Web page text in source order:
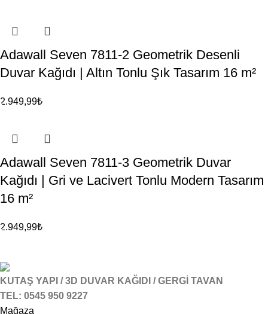
Adawall Seven 7811-2 Geometrik Desenli
Duvar Kağıdı | Altın Tonlu Şık Tasarım 16 m²
2.949,99₺
Adawall Seven 7811-3 Geometrik Duvar
Kağıdı | Gri ve Lacivert Tonlu Modern Tasarım
16 m²
2.949,99₺
KUTAŞ YAPI / 3D DUVAR KAĞIDI / GERGİ TAVAN
TEL: 0545 950 9227
Mağaza